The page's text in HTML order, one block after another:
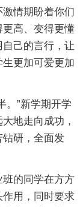
情期盼着你们
高、变得更懂
己的言行，让
更加可爱更加
。”新学期开学
地走向成功，
钻研，全面发
的同学在方方
用，同时要求